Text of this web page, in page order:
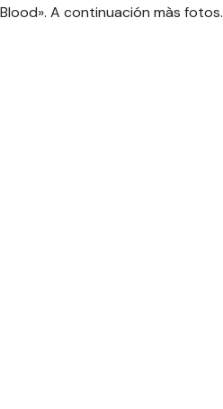
Blood». A continuación màs fotos.